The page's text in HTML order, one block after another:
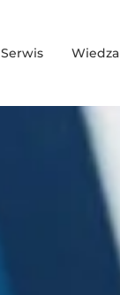
Serwis Wiedza